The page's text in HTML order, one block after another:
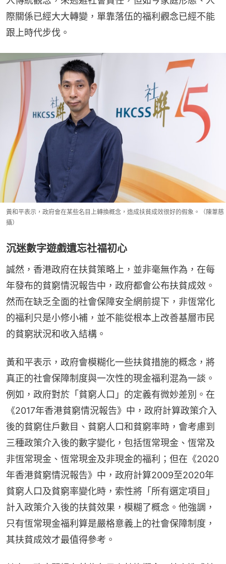
際關係已經大大轉變，單靠落伍的福利觀念已經不能
跟上時代步伐。
黃和平表示，政府會在某些名目上轉換概念，造成扶貧成效很好的假象。（陳葦慈
攝）
沉迷數字遊戲遺忘社福初心
誠然，香港政府在扶貧策略上，並非毫無作為，在每
年發布的貧窮情況報告中，政府都會公布扶貧成效。
然而在缺乏全面的社會保障安全網前提下，非恆常化
的福利只是小修小補，並不能從根本上改善基層市民
的貧窮狀況和收入結構。
黃和平表示，政府會模糊化一些扶貧措施的概念，將
真正的社會保障制度與一次性的現金福利混為一談。
例如，政府對於「貧窮人口」的定義有微妙差別。在
《2017年香港貧窮情況報告》中，政府計算政策介入
後的貧窮住戶數目、貧窮人口和貧窮率時，會考慮到
三種政策介入後的數字變化，包括恆常現金、恆常及
非恆常現金、恆常現金及非現金的福利；但在《2020
年香港貧窮情況報告》中，政府計算2009至2020年
貧窮人口及貧窮率變化時，索性將「所有選定項目」
計入政策介入後的扶貧效果，模糊了概念。他強調，
只有恆常現金福利算是嚴格意義上的社會保障制度，
其扶貧成效才最值得參考。